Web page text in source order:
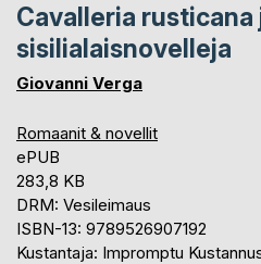
Cavalleria rusticana
sisilialaisnovelleja
Giovanni Verga
Romaanit & novellit
ePUB
283,8 KB
DRM: Vesileimaus
ISBN-13: 9789526907192
Kustantaja: Impromptu